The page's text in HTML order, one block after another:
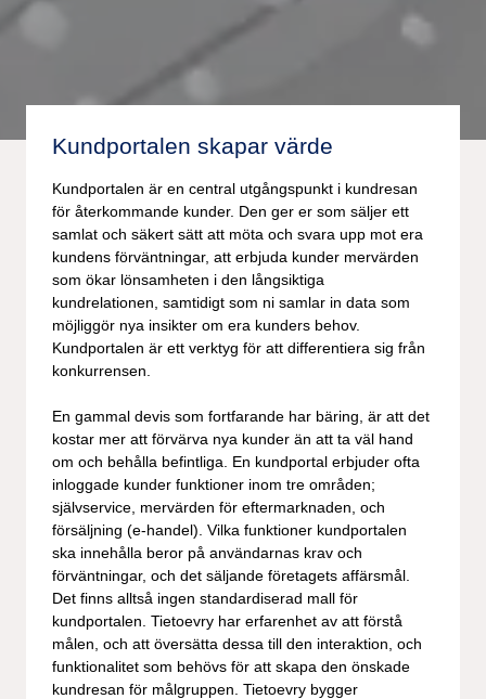
Kundportalen skapar värde
Kundportalen är en central utgångspunkt i kundresan
för återkommande kunder. Den ger er som säljer ett
samlat och säkert sätt att möta och svara upp mot era
kundens förväntningar, att erbjuda kunder mervärden
som ökar lönsamheten i den långsiktiga
kundrelationen, samtidigt som ni samlar in data som
möjliggör nya insikter om era kunders behov.
Kundportalen är ett verktyg för att differentiera sig från
konkurrensen.
En gammal devis som fortfarande har bäring, är att det
kostar mer att förvärva nya kunder än att ta väl hand
om och behålla befintliga. En kundportal erbjuder ofta
inloggade kunder funktioner inom tre områden;
självservice, mervärden för eftermarknaden, och
försäljning (e-handel). Vilka funktioner kundportalen
ska innehålla beror på användarnas krav och
förväntningar, och det säljande företagets affärsmål.
Det finns alltså ingen standardiserad mall för
kundportalen. Tietoevry har erfarenhet av att förstå
målen, och att översätta dessa till den interaktion, och
funktionalitet som behövs för att skapa den önskade
kundresan för målgruppen. Tietoevry bygger